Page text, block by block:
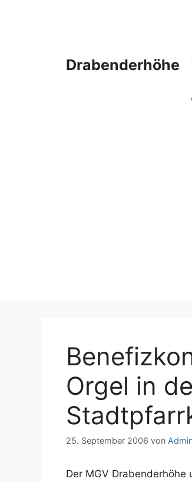
Drabenderhöhe
Orgel in
25. September 2006 von
Der MGV